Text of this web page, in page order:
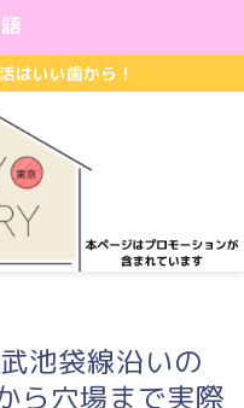
はいい歯から！
池袋線沿いの
ら穴場まで実際